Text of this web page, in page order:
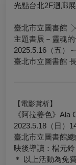
光點台北2F迴廊
臺北市立圖書館
主題書展－靈魂
2025.5.16（五）
臺北市立圖書館
【電影賞析】
《阿拉姜色》Ala
2023.5.18（日）
臺北市立圖書館
映後導讀：楊元鈴
＊ 以上活動為免